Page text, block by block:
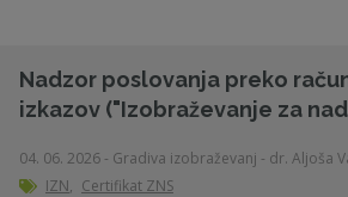
Nadzor poslovanja preko
izkazov ("Izobraževanje za
04. 06. 2026 - Gradiva izobraževanj - dr. Aljoša
IZN, Certifikat ZNS